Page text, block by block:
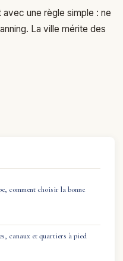
une règle simple : ne
La ville mérite des
comment choisir la bonne
canaux et quartiers à pied